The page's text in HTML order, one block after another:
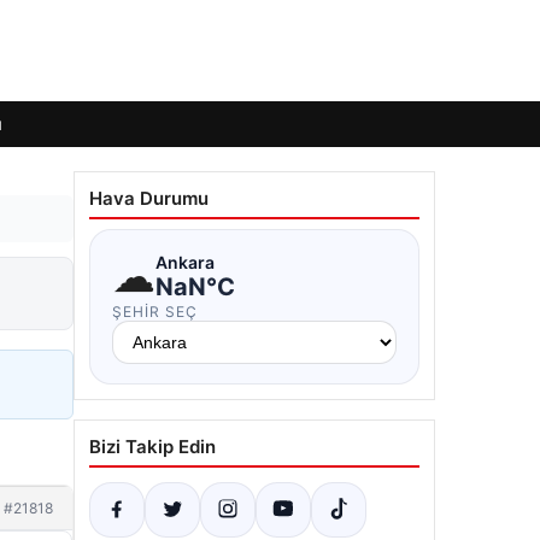
#21818
Hava Durumu
☁Ankara
NaN°C
ŞEHIR SEÇ
Bizi Takip Edin